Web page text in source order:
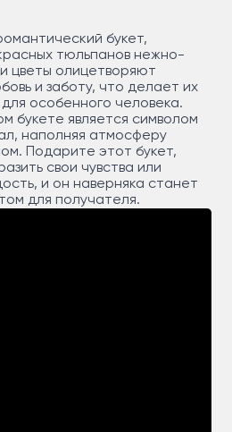
букет,
тюльпанов нежно-
цветы олицетворяют
и заботу, что делает их
особенного человека.
букете является символом
наполняя атмосферу
Подарите этот букет,
свои чувства или
и он наверняка станет
для получателя.